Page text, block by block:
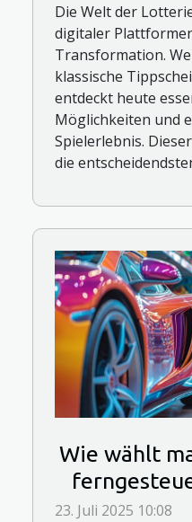
Die Welt der
digitaler
Transformation.
klassische
entdeckt heute
Möglichkeiten und
Spielerlebnis.
die
Wie wählt
für
23. Juli 2025 10:08